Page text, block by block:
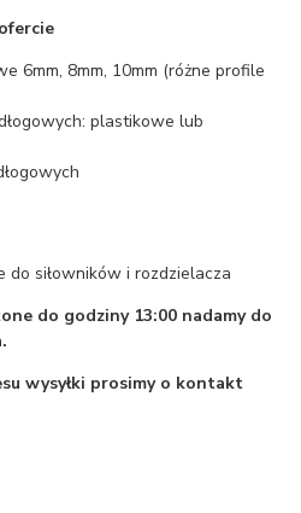
6mm, 8mm, 10mm (różne profile
plastikowe lub
do siłowników i rozdzielacza
do godziny 13:00 nadamy do
wysyłki prosimy o kontakt